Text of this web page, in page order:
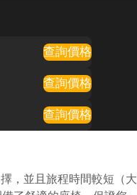
查詢價格
查詢價格
查詢價格
，並且旅程時間較短（大